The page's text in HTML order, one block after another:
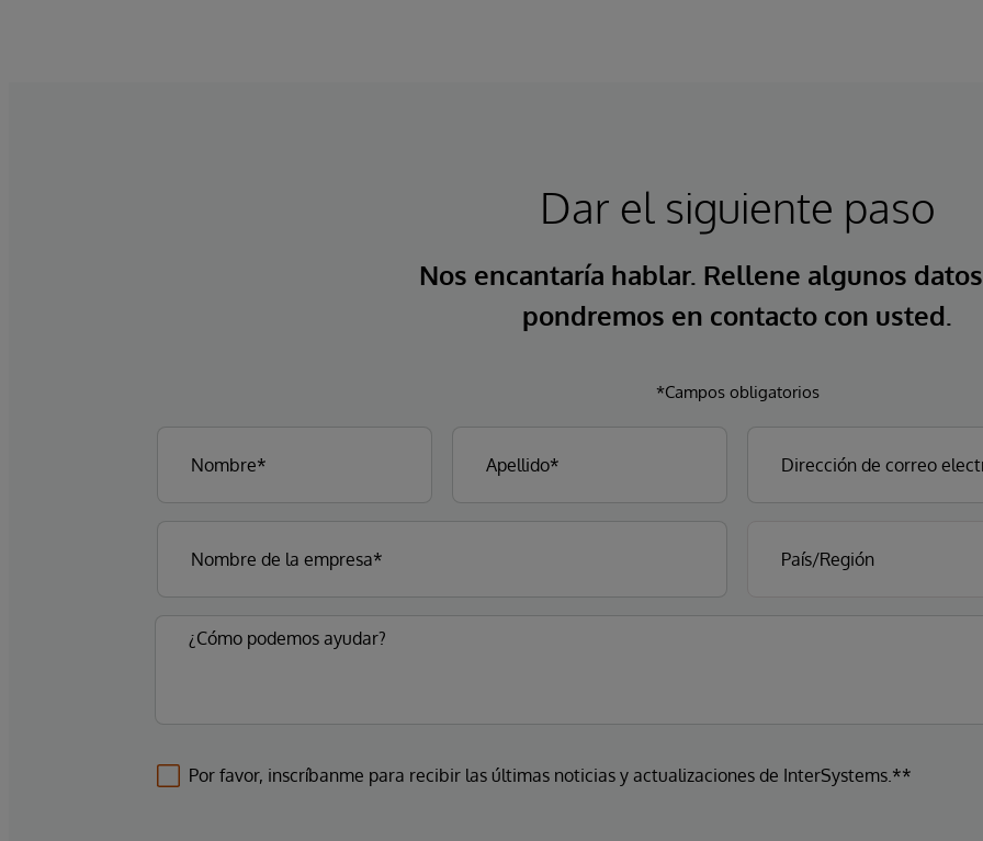
Dar el siguiente paso
Nos encantaría hablar. Rellene algunos
pondremos en contacto con usted.
*Campos obligatorios
Por favor, inscríbanme para recibir las últimas noticias y actualizaciones de InterSystems.**